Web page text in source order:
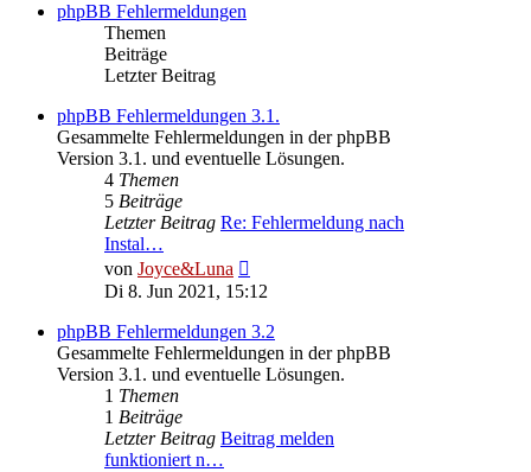
phpBB Fehlermeldungen
Themen
Beiträge
Letzter Beitrag
phpBB Fehlermeldungen 3.1.
Gesammelte Fehlermeldungen in der phpBB
Version 3.1. und eventuelle Lösungen.
4 Themen
5 Beiträge
Letzter Beitrag Re: Fehlermeldung nach
Instal…
von Joyce&Luna
Beitrag
Di 8. Jun 2021, 15:12
phpBB Fehlermeldungen 3.2
Gesammelte Fehlermeldungen in der phpBB
Version 3.1. und eventuelle Lösungen.
1 Themen
1 Beiträge
Letzter Beitrag Beitrag melden
funktioniert n…